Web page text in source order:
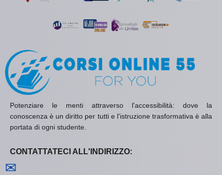
Potenziare le menti attraverso l'accessibilità: dove la
conoscenza è un diritto per tutti e l'istruzione trasformativa è alla
portata di ogni studente.
CONTATTATECI ALL'INDIRIZZO:
✉